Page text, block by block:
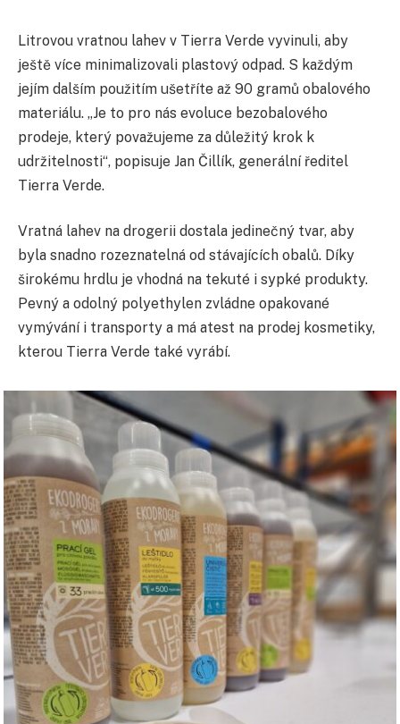
Litrovou vratnou lahev v Tierra Verde vyvinuli, aby
ještě více minimalizovali plastový odpad. S každým
jejím dalším použitím ušetříte až 90 gramů obalového
materiálu. „Je to pro nás evoluce bezobalového
prodeje, který považujeme za důležitý krok k
udržitelnosti“, popisuje Jan Čillík, generální ředitel
Tierra Verde.
Vratná lahev na drogerii dostala jedinečný tvar, aby
byla snadno rozeznatelná od stávajících obalů. Díky
širokému hrdlu je vhodná na tekuté i sypké produkty.
Pevný a odolný polyethylen zvládne opakované
vymývání i transporty a má atest na prodej kosmetiky,
kterou Tierra Verde také vyrábí.